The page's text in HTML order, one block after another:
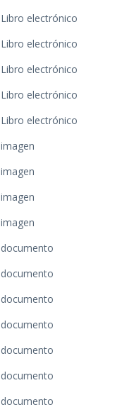
Libro electrónico
Libro electrónico
Libro electrónico
Libro electrónico
Libro electrónico
imagen
imagen
imagen
imagen
documento
documento
documento
documento
documento
documento
documento